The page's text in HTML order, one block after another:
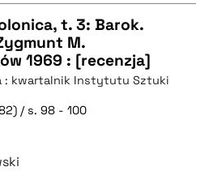
t. 3: Barok.
M.
1969 : [recenzja]
: kwartalnik Instytutu Sztuki
/ s. 98 - 100